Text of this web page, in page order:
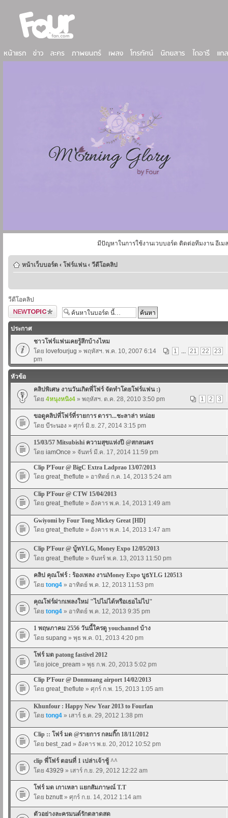
มีปัญหาในการใช้งานเวบบอร์ด ติดต่อทีมงาน อีเม
หน้าเว็บบอร์ด ‹ โฟร์แฟน ‹ วีดีโอคลิป
วีดีโอคลิป
ตั้งกระทู้ใหม่
ประกาศ
ชาวโฟร์แฟนเคยรู้สึกบ้างไหม
1
... 21 22 23
โดย lovefourjug » พฤหัสฯ. พ.ค. 10, 2007 6:14
pm
หัวข้อ
คลิปพิเศษ งานวันเกิดพี่โฟร์ จัดทำโดยโฟร์แฟน :)
1
2 3
โดย 4หนุงหนิง4 » พฤหัสฯ. ต.ค. 28, 2010 3:50 pm
ขอดูคลิปที่โฟร์ที่รายการ ดารา...ชะลาล่า หน่อย
โดย บีระนอง » ศุกร์ มิ.ย. 27, 2014 3:15 pm
15/03/57 Mitsubishi ความสุขแห่งปี @สกลนคร
โดย iamOnce » จันทร์ มี.ค. 17, 2014 11:59 pm
Clip P'Four @ BigC Extra Ladprao 13/07/2013
โดย great_theflute » อาทิตย์ ก.ค. 14, 2013 5:24 am
Clip P'Four @ CTW 15/04/2013
โดย great_theflute » อังคาร พ.ค. 14, 2013 1:49 am
Gwiyomi by Four Tong Mickey Great [HD]
โดย great_theflute » อังคาร พ.ค. 14, 2013 1:47 am
Clip P'Four @ บู้ทYLG, Money Expo 12/05/2013
โดย great_theflute » จันทร์ พ.ค. 13, 2013 11:50 pm
คลิป คุณโฟร์ : ร้องเพลง งานMoney Expo บูธYLG 120513
โดย tong4 » อาทิตย์ พ.ค. 12, 2013 11:53 pm
คุณโฟร์ฝากเพลงใหม่ "ไปไม่ได้หรือเธอไม่ไป"
โดย tong4 » อาทิตย์ พ.ค. 12, 2013 9:35 pm
1 พฤษภาคม 2556 วันนี้ใครดู youchannel บ้าง
โดย supang » พุธ พ.ค. 01, 2013 4:20 pm
โฟร์ มด patong fastivel 2012
โดย joice_pream » พุธ ก.พ. 20, 2013 5:02 pm
Clip P'Four @ Donmuang airport 14/02/2013
โดย great_theflute » ศุกร์ ก.พ. 15, 2013 1:05 am
Khunfour : Happy New Year 2013 to Fourfan
โดย tong4 » เสาร์ ธ.ค. 29, 2012 1:38 pm
Clip :: โฟร์ มด @รายการ กลมกิ๊ก 18/11/2012
โดย best_zad » อังคาร พ.ย. 20, 2012 10:52 pm
clip พี่โฟร์ ตอนที่ 1 เปล่าเจ้าชู้ ^^
โดย 43929 » เสาร์ ก.ย. 29, 2012 12:22 am
โฟร์ มด เกาเหลา แยกสัมภาษณ์ T.T
โดย bznutt» ศุกร์ ก.ย. 14, 2012 1:14 am
ตัวอย่างละครมนต์รักตลาดสด